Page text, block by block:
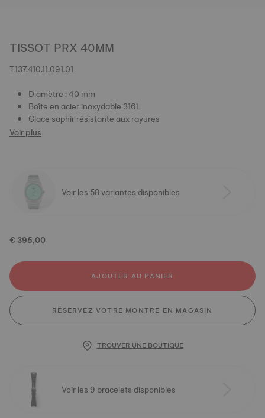
TISSOT PRX 40MM
T137.410.11.091.01
Diamètre : 40 mm
Boîte en acier inoxydable 316L
Glace saphir résistante aux rayures
Voir plus
Voir les 58 variantes disponibles
€ 395,00
AJOUTER AU PANIER
RÉSERVEZ VOTRE MONTRE EN MAGASIN
TROUVER UNE BOUTIQUE
Voir les 9 bracelets disponibles